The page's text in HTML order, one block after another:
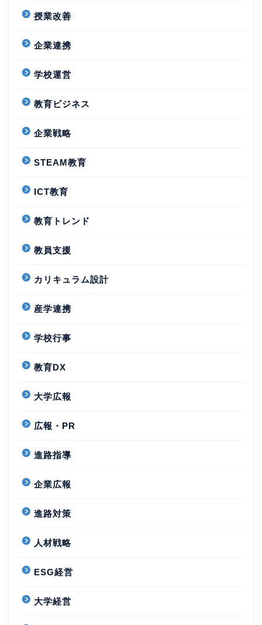
授業改善
企業連携
学校運営
教育ビジネス
企業戦略
STEAM教育
ICT教育
教育トレンド
教員支援
カリキュラム設計
産学連携
学校行事
教育DX
大学広報
広報・PR
進路指導
企業広報
進路対策
人材戦略
ESG経営
大学経営